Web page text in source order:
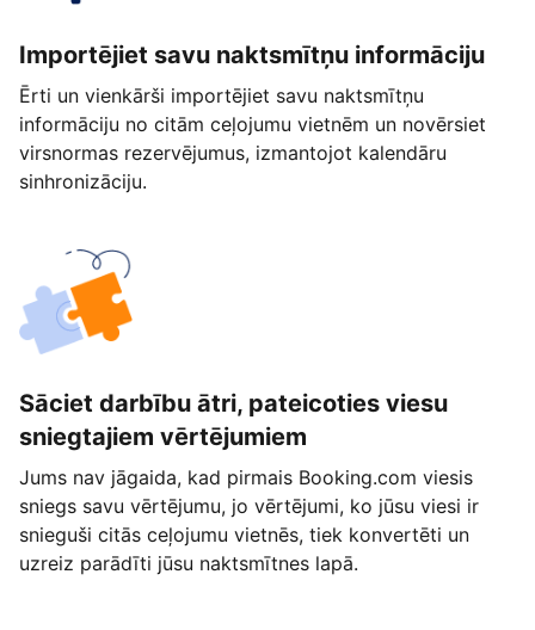
Importējiet savu naktsmītņu informāciju
Ērti un vienkārši importējiet savu naktsmītņu
informāciju no citām ceļojumu vietnēm un novērsiet
virsnormas rezervējumus, izmantojot kalendāru
sinhronizāciju.
Sāciet darbību ātri, pateicoties viesu
sniegtajiem vērtējumiem
Jums nav jāgaida, kad pirmais Booking.com viesis
sniegs savu vērtējumu, jo vērtējumi, ko jūsu viesi ir
snieguši citās ceļojumu vietnēs, tiek konvertēti un
uzreiz parādīti jūsu naktsmītnes lapā.